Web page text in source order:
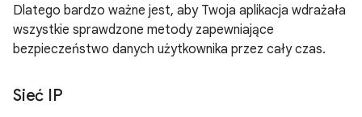
Dlatego bardzo ważne jest, aby Twoja aplikacja wdrażała
wszystkie sprawdzone metody zapewniające
bezpieczeństwo danych użytkownika przez cały czas.
Sieć IP